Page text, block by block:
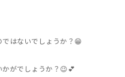
はないでしょうか？😁
がでしょうか？😉💕